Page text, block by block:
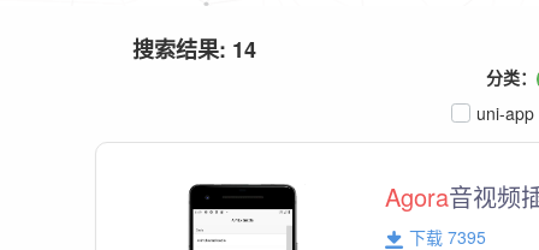
搜索结果: 14
分类：
uni-app
Agora音视频
下载 7395